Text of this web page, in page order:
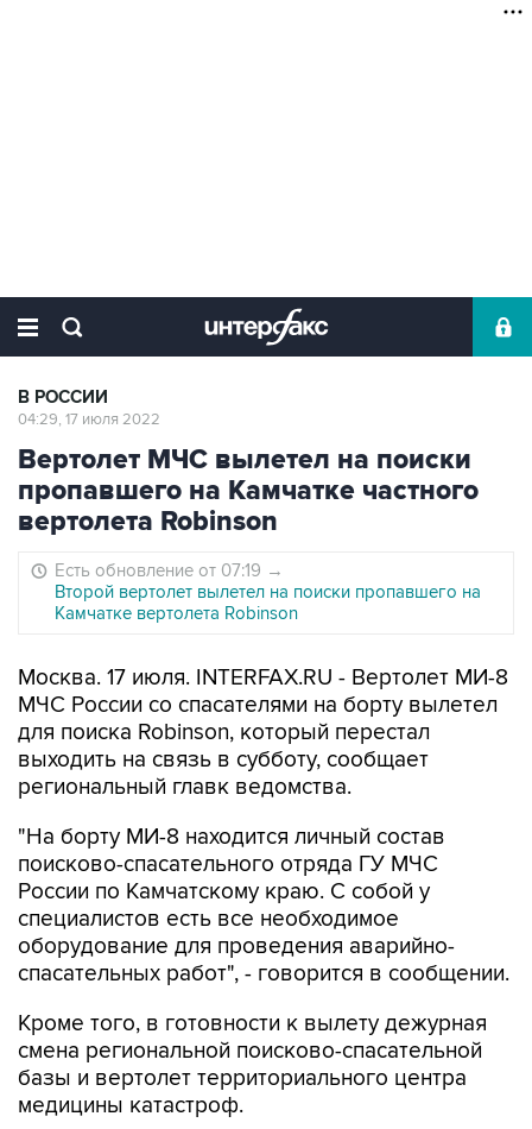
В РОССИИ
04:29, 17 июля 2022
Вертолет МЧС вылетел на поиски
пропавшего на Камчатке частного
вертолета Robinson
Есть обновление от 07:19 →
Второй вертолет вылетел на поиски пропавшего на
Камчатке вертолета Robinson
Москва. 17 июля. INTERFAX.RU - Вертолет МИ-8
МЧС России со спасателями на борту вылетел
для поиска Robinson, который перестал
выходить на связь в субботу, сообщает
региональный главк ведомства.
"На борту МИ-8 находится личный состав
поисково-спасательного отряда ГУ МЧС
России по Камчатскому краю. С собой у
специалистов есть все необходимое
оборудование для проведения аварийно-
спасательных работ", - говорится в сообщении.
Кроме того, в готовности к вылету дежурная
смена региональной поисково-спасательной
базы и вертолет территориального центра
медицины катастроф.